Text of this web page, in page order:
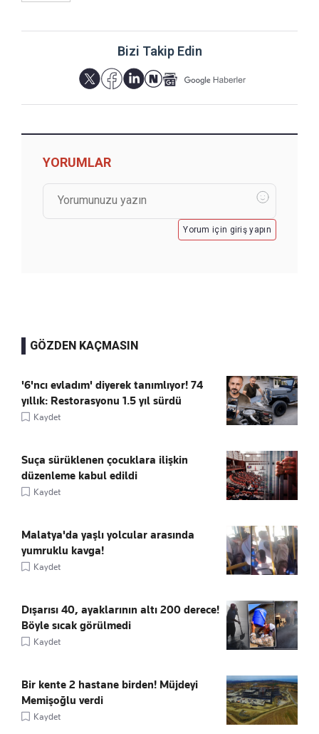
Bizi Takip Edin
YORUMLAR
Yorum için giriş yapın
GÖZDEN KAÇMASIN
'6'ncı evladım' diyerek tanımlıyor! 74
yıllık: Restorasyonu 1.5 yıl sürdü
Kaydet
Suça sürüklenen çocuklara ilişkin
düzenleme kabul edildi
Kaydet
Malatya'da yaşlı yolcular arasında
yumruklu kavga!
Kaydet
Dışarısı 40, ayaklarının altı 200 derece!
Böyle sıcak görülmedi
Kaydet
Bir kente 2 hastane birden! Müjdeyi
Memişoğlu verdi
Kaydet